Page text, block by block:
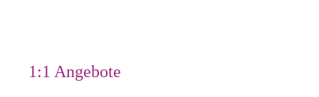
1:1 Angebote